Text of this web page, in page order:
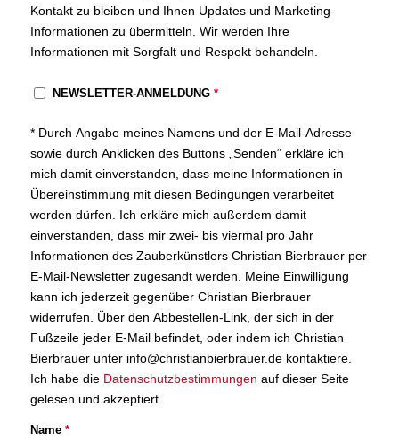
Kontakt zu bleiben und Ihnen Updates und Marketing-
Informationen zu übermitteln. Wir werden Ihre
Informationen mit Sorgfalt und Respekt behandeln.
NEWSLETTER-ANMELDUNG *
* Durch Angabe meines Namens und der E-Mail-Adresse
sowie durch Anklicken des Buttons „Senden“ erkläre ich
mich damit einverstanden, dass meine Informationen in
Übereinstimmung mit diesen Bedingungen verarbeitet
werden dürfen. Ich erkläre mich außerdem damit
einverstanden, dass mir zwei- bis viermal pro Jahr
Informationen des Zauberkünstlers Christian Bierbrauer per
E-Mail-Newsletter zugesandt werden. Meine Einwilligung
kann ich jederzeit gegenüber Christian Bierbrauer
widerrufen. Über den Abbestellen-Link, der sich in der
Fußzeile jeder E-Mail befindet, oder indem ich Christian
Bierbrauer unter info@christianbierbrauer.de kontaktiere.
Ich habe die Datenschutzbestimmungen auf dieser Seite
gelesen und akzeptiert.
Name *